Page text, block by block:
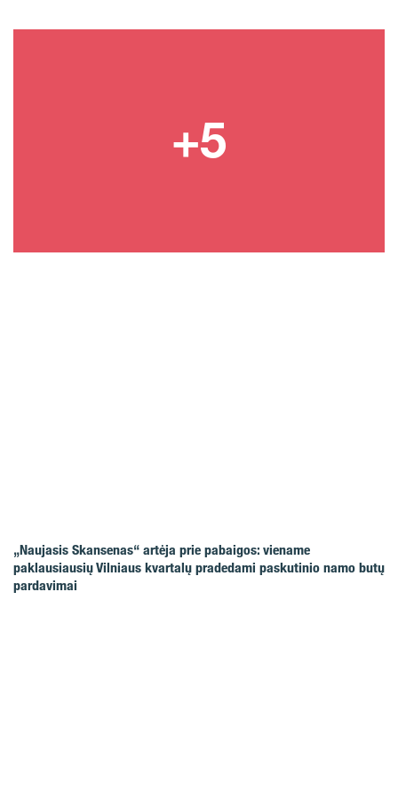
„Naujasis Skansenas“ artėja prie pabaigos: viename
paklausiausių Vilniaus kvartalų pradedami paskutinio namo butų
pardavimai